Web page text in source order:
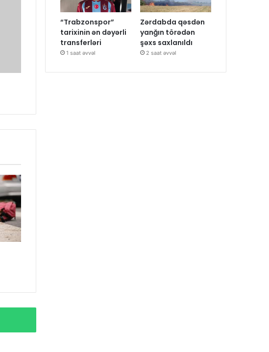
“Trabzonspor”
tarixinin ən dəyərli
transferləri
1 saat əvvəl
Zərdabda qəsdən
yanğın törədən
şəxs saxlanıldı
2 saat əvvəl